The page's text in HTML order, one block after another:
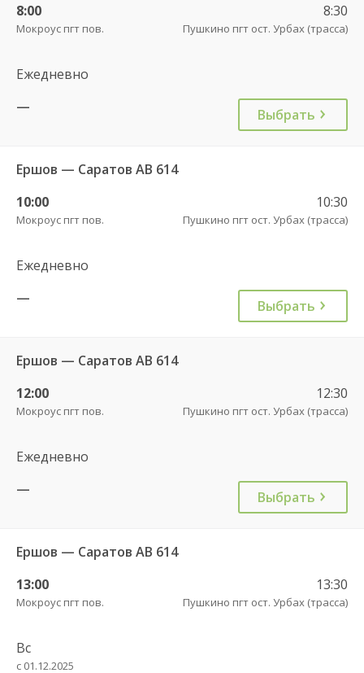
8:00
Мокроус пгт пов.
8:30
Пушкино пгт ост. Урбах (трасса)
Ежедневно
—
Выбрать
Ершов — Саратов АВ 614
10:00
Мокроус пгт пов.
10:30
Пушкино пгт ост. Урбах (трасса)
Ежедневно
—
Выбрать
Ершов — Саратов АВ 614
12:00
Мокроус пгт пов.
12:30
Пушкино пгт ост. Урбах (трасса)
Ежедневно
—
Выбрать
Ершов — Саратов АВ 614
13:00
Мокроус пгт пов.
13:30
Пушкино пгт ост. Урбах (трасса)
Вс
с 01.12.2025